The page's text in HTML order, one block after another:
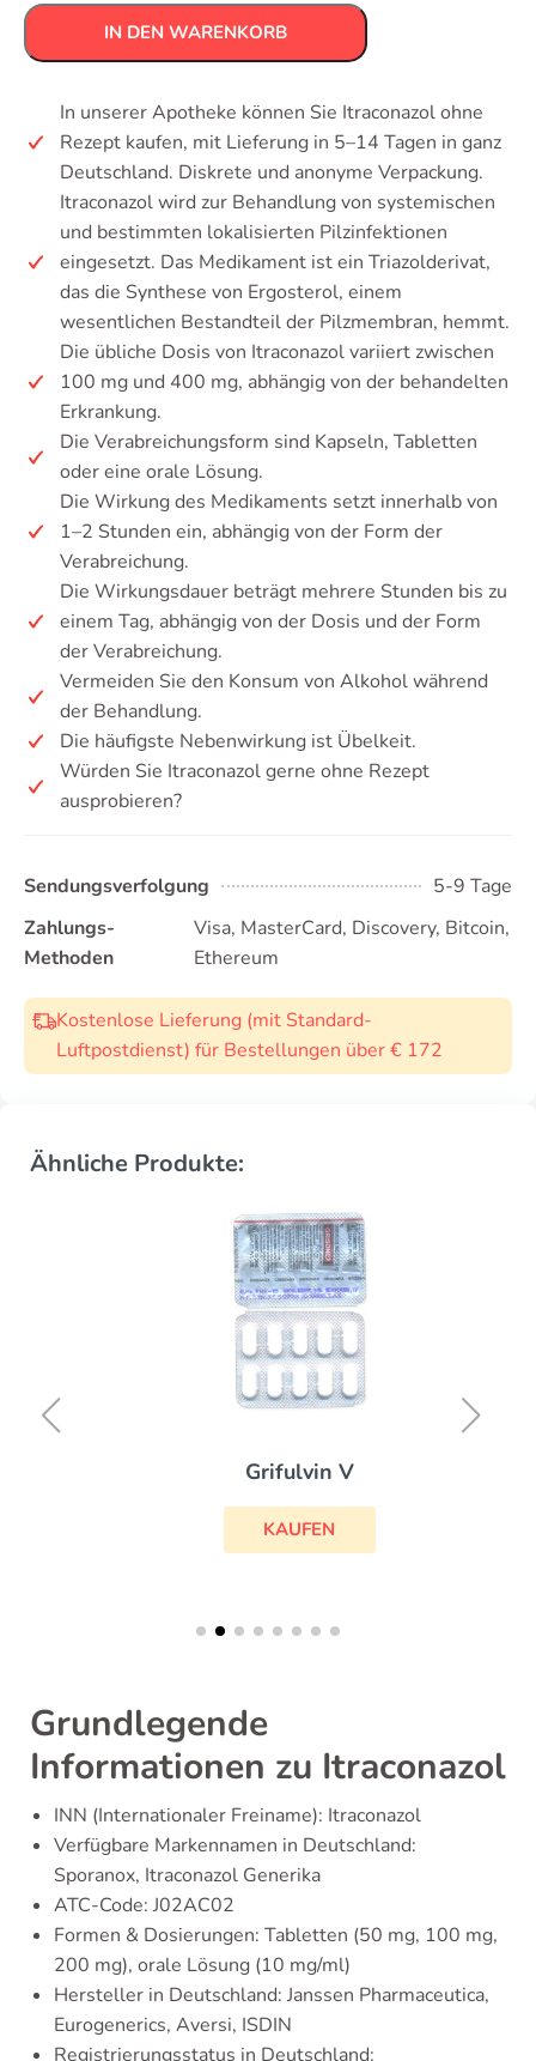
IN DEN WARENKORB
In unserer Apotheke können Sie Itraconazol ohne
Rezept kaufen, mit Lieferung in 5–14 Tagen in ganz
Deutschland. Diskrete und anonyme Verpackung.
Itraconazol wird zur Behandlung von systemischen
und bestimmten lokalisierten Pilzinfektionen
eingesetzt. Das Medikament ist ein Triazolderivat,
das die Synthese von Ergosterol, einem
wesentlichen Bestandteil der Pilzmembran, hemmt.
Die übliche Dosis von Itraconazol variiert zwischen
100 mg und 400 mg, abhängig von der behandelten
Erkrankung.
Die Verabreichungsform sind Kapseln, Tabletten
oder eine orale Lösung.
Die Wirkung des Medikaments setzt innerhalb von
1–2 Stunden ein, abhängig von der Form der
Verabreichung.
Die Wirkungsdauer beträgt mehrere Stunden bis zu
einem Tag, abhängig von der Dosis und der Form
der Verabreichung.
Vermeiden Sie den Konsum von Alkohol während
der Behandlung.
Die häufigste Nebenwirkung ist Übelkeit.
Würden Sie Itraconazol gerne ohne Rezept
ausprobieren?
Sendungsverfolgung
5-9 Tage
Zahlungs-
Methoden
Visa, MasterCard, Discovery, Bitcoin,
Ethereum
Kostenlose Lieferung (mit Standard-
Luftpostdienst) für Bestellungen über € 172
Ähnliche Produkte:
Grifulvin V
KAUFEN
Grundlegende
Informationen zu Itraconazol
INN (Internationaler Freiname): Itraconazol
Verfügbare Markennamen in Deutschland:
Sporanox, Itraconazol Generika
ATC-Code: J02AC02
Formen & Dosierungen: Tabletten (50 mg, 100 mg,
200 mg), orale Lösung (10 mg/ml)
Hersteller in Deutschland: Janssen Pharmaceutica,
Eurogenerics, Aversi, ISDIN
Registrierungsstatus in Deutschland: